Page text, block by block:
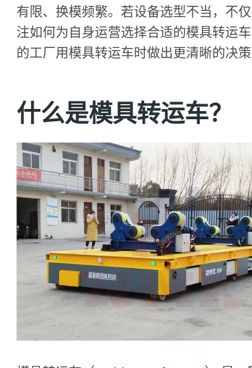
有限、换模频繁。若设备选型不当，不
注如何为自身运营选择合适的模具转运
的工厂用模具转运车时做出更清晰的决
什么是模具转运车？